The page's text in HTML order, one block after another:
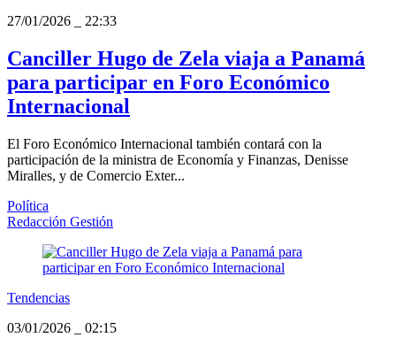
27/01/2026
22:33
Canciller Hugo de Zela viaja a Panamá
para participar en Foro Económico
Internacional
El Foro Económico Internacional también contará con la
participación de la ministra de Economía y Finanzas, Denisse
Miralles, y de Comercio Exter...
Política
Redacción Gestión
Tendencias
03/01/2026
02:15